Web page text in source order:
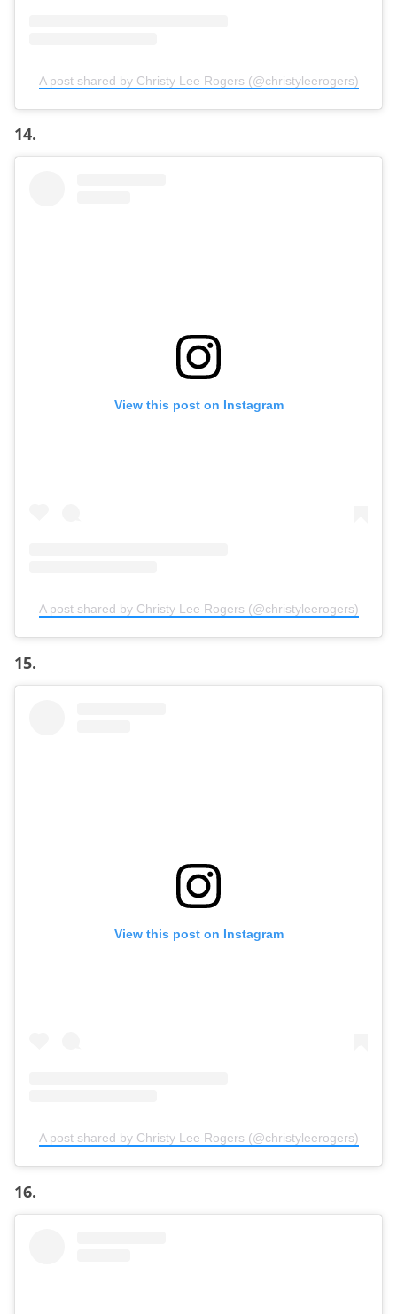
A post shared by Christy Lee Rogers (@christyleerogers)
14.
View this post on Instagram
A post shared by Christy Lee Rogers (@christyleerogers)
15.
View this post on Instagram
A post shared by Christy Lee Rogers (@christyleerogers)
16.